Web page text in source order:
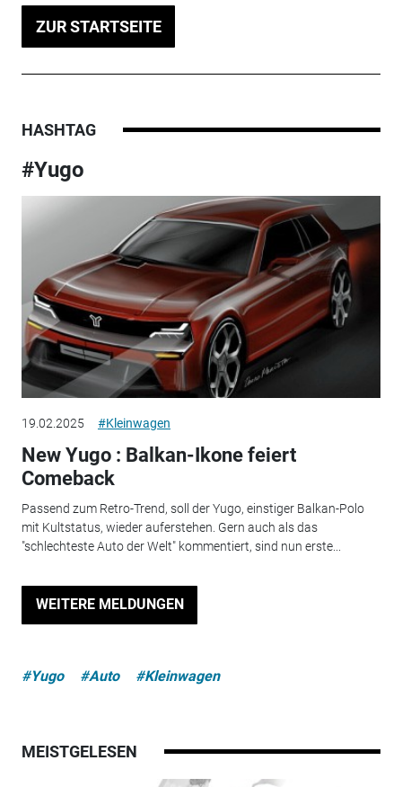
ZUR STARTSEITE
HASHTAG
#Yugo
19.02.2025 #Kleinwagen
New Yugo : Balkan-Ikone feiert
Comeback
Passend zum Retro-Trend, soll der Yugo, einstiger Balkan-Polo
mit Kultstatus, wieder auferstehen. Gern auch als das
"schlechteste Auto der Welt" kommentiert, sind nun erste...
WEITERE MELDUNGEN
#Yugo #Auto #Kleinwagen
MEISTGELESEN